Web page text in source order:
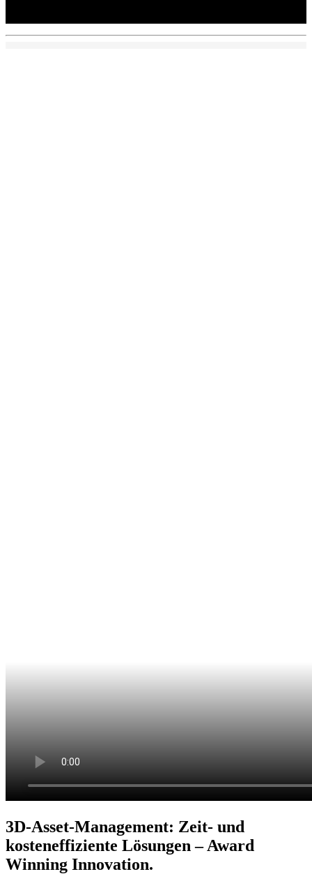
3D-Asset-Management: Zeit- und
kosteneffiziente Lösungen – Award
Winning Innovation.